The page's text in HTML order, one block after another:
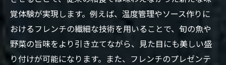
覚体験が実現します。例えば、温度管理やソース作りに
おけるフレンチの繊細な技術を用いることで、旬の魚や
野菜の旨味をより引き立てながら、見た目にも美しい盛
り付けが可能になります。また、フレンチのプレゼンテ